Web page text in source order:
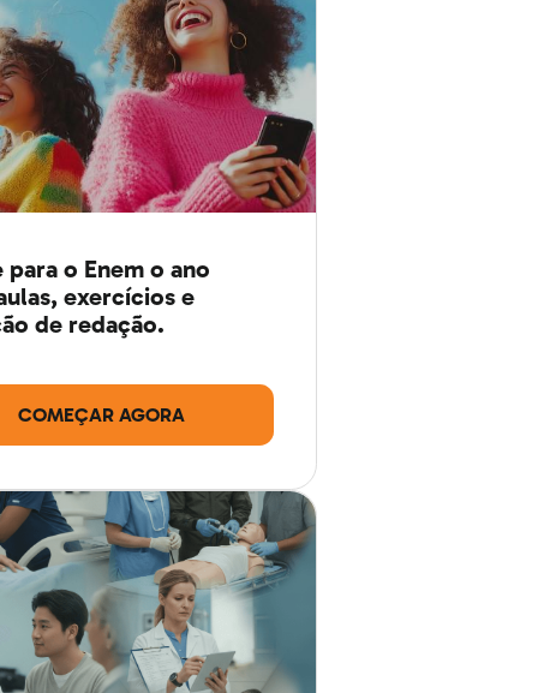
para o Enem o ano
exercícios e
de redação.
COMEÇAR AGORA